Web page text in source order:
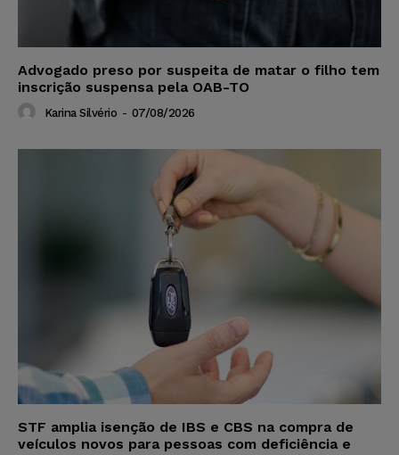
Advogado preso por suspeita de matar o filho tem
inscrição suspensa pela OAB-TO
Karina Silvério - 07/08/2026
STF amplia isenção de IBS e CBS na compra de
veículos novos para pessoas com deficiência e